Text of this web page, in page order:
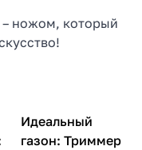
– ножом, который
Садовая техника
Идеальный
газон: Триммер